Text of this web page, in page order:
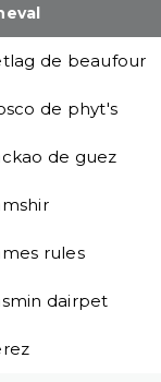
de beaufour
de phyt's
de guez
rules
dairpet